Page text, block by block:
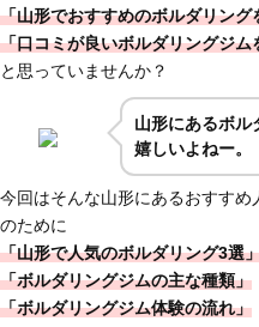
「山形でおすすめのボルダリング
「口コミが良いボルダリングジム
と思っていませんか？
山形にあるボル
嬉しいよねー。
今回はそんな山形にあるおすす
のために
「山形で人気のボルダリング3選
「ボルダリングジムの主な種類」
「ボルダリングジム体験の流れ」